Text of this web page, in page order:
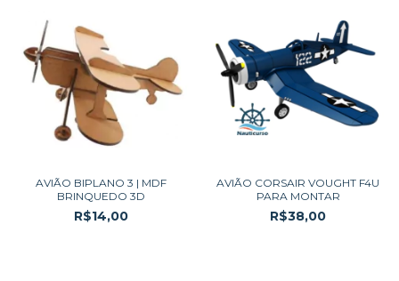
AVIÃO BIPLANO 3 | MDF
BRINQUEDO 3D
R$14,00
AVIÃO CORSAIR VOUGHT F4U
PARA MONTAR
R$38,00